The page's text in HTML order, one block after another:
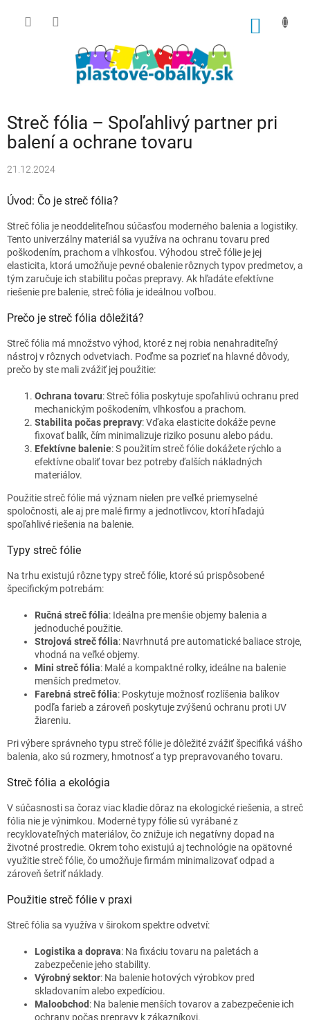
Streč fólia – Spoľahlivý partner pri
balení a ochrane tovaru
21.12.2024
Úvod: Čo je streč fólia?
Streč fólia je neoddeliteľnou súčasťou moderného balenia a logistiky.
Tento univerzálny materiál sa využíva na ochranu tovaru pred
poškodením, prachom a vlhkosťou. Výhodou streč fólie je jej
elasticita, ktorá umožňuje pevné obalenie rôznych typov predmetov, a
tým zaručuje ich stabilitu počas prepravy. Ak hľadáte efektívne
riešenie pre balenie, streč fólia je ideálnou voľbou.
Prečo je streč fólia dôležitá?
Streč fólia má množstvo výhod, ktoré z nej robia nenahraditeľný
nástroj v rôznych odvetviach. Poďme sa pozrieť na hlavné dôvody,
prečo by ste mali zvážiť jej použitie:
Ochrana tovaru: Streč fólia poskytuje spoľahlivú ochranu pred
mechanickým poškodením, vlhkosťou a prachom.
Stabilita počas prepravy: Vďaka elasticite dokáže pevne
fixovať balík, čím minimalizuje riziko posunu alebo pádu.
Efektívne balenie: S použitím streč fólie dokážete rýchlo a
efektívne obaliť tovar bez potreby ďalších nákladných
materiálov.
Použitie streč fólie má význam nielen pre veľké priemyselné
spoločnosti, ale aj pre malé firmy a jednotlivcov, ktorí hľadajú
spoľahlivé riešenia na balenie.
Typy streč fólie
Na trhu existujú rôzne typy streč fólie, ktoré sú prispôsobené
špecifickým potrebám:
Ručná streč fólia: Ideálna pre menšie objemy balenia a
jednoduché použitie.
Strojová streč fólia: Navrhnutá pre automatické baliace stroje,
vhodná na veľké objemy.
Mini streč fólia: Malé a kompaktné rolky, ideálne na balenie
menších predmetov.
Farebná streč fólia: Poskytuje možnosť rozlíšenia balíkov
podľa farieb a zároveň poskytuje zvýšenú ochranu proti UV
žiareniu.
Pri výbere správneho typu streč fólie je dôležité zvážiť špecifiká vášho
balenia, ako sú rozmery, hmotnosť a typ prepravovaného tovaru.
Streč fólia a ekológia
V súčasnosti sa čoraz viac kladie dôraz na ekologické riešenia, a streč
fólia nie je výnimkou. Moderné typy fólie sú vyrábané z
recyklovateľných materiálov, čo znižuje ich negatívny dopad na
životné prostredie. Okrem toho existujú aj technológie na opätovné
využitie streč fólie, čo umožňuje firmám minimalizovať odpad a
zároveň šetriť náklady.
Použitie streč fólie v praxi
Streč fólia sa využíva v širokom spektre odvetví:
Logistika a doprava: Na fixáciu tovaru na paletách a
zabezpečenie jeho stability.
Výrobný sektor: Na balenie hotových výrobkov pred
skladovaním alebo expedíciou.
Maloobchod: Na balenie menších tovarov a zabezpečenie ich
ochrany počas prepravy k zákazníkovi.